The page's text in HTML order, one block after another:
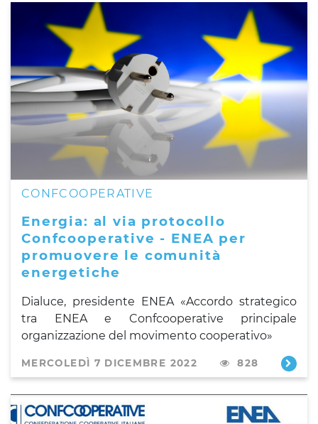
CONFCOOPERATIVE
Energia: al via protocollo
Confcooperative - ENEA per
promuovere le comunità
energetiche
Dialuce, presidente ENEA «Accordo strategico
tra ENEA e Confcooperative principale
organizzazione del movimento cooperativo»
MERCOLEDÌ 7 DICEMBRE 2022 828